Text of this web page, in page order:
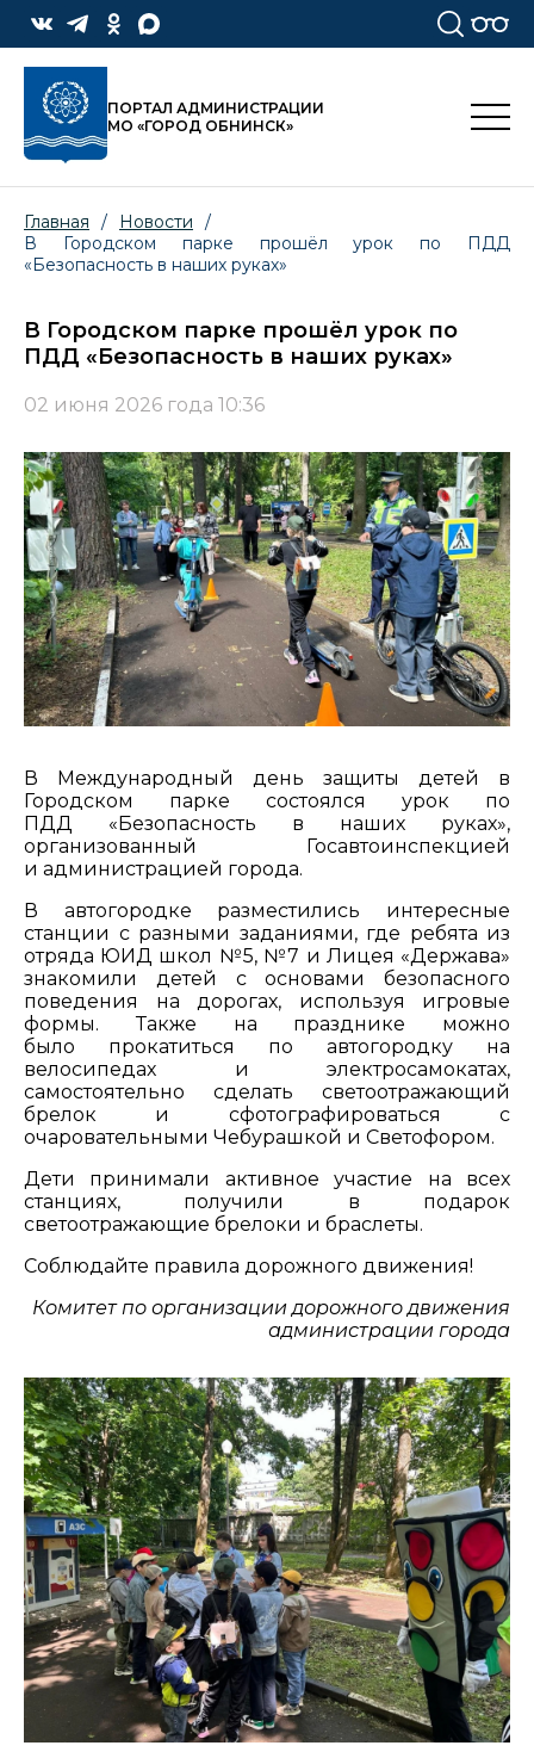
ПОРТАЛ АДМИНИСТРАЦИИ
МО «ГОРОД ОБНИНСК»
Главная / Новости
/
В Городском парке прошёл урок по ПДД
«Безопасность в наших руках»
В Городском парке прошёл урок по
ПДД «Безопасность в наших руках»
02 июня 2026 года 10:36
В Международный день защиты детей в
Городском парке состоялся урок по
ПДД «Безопасность в наших руках»,
организованный Госавтоинспекцией
и администрацией города.
В автогородке разместились интересные
станции с разными заданиями, где ребята из
отряда ЮИД школ №5, №7 и Лицея «Держава»
знакомили детей с основами безопасного
поведения на дорогах, используя игровые
формы. Также на празднике можно
было прокатиться по автогородку на
велосипедах и электросамокатах,
самостоятельно сделать светоотражающий
брелок и сфотографироваться с
очаровательными Чебурашкой и Светофором.
Дети принимали активное участие на всех
станциях, получили в подарок
светоотражающие брелоки и браслеты.
Соблюдайте правила дорожного движения!
Комитет по организации дорожного движения
администрации города